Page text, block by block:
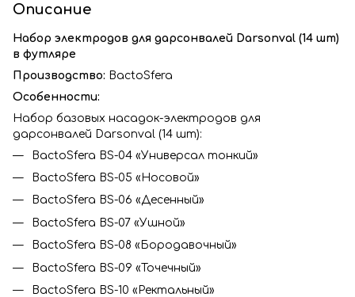
Описание
Набор электродов для дарсонвалей Darsonval (14 шт)
в футляре
Производство: BactoSfera
Особенности:
Набор базовых насадок-электродов для
дарсонвалей Darsonval (14 шт):
BactoSfera BS-04 «Универсал тонкий»
BactoSfera BS-05 «Носовой»
BactoSfera BS-06 «Десенный»
BactoSfera BS-07 «Ушной»
BactoSfera BS-08 «Бородавочный»
BactoSfera BS-09 «Точечный»
BactoSfera BS-10 «Ректальный»